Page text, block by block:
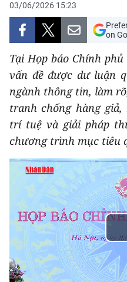
VĂN HÓA
XÃ HỘI
PHÁP LUẬT
DU LỊCH
THẾ GIỚI
THỂ THAO
GIÁO DỤC
Y TẾ
KHOA HỌC - CÔNG NGHỆ
MÔI TRƯỜNG
03/06/2026 15:23
on
Tại Họp báo Chính
vấn đề được dư luận
ngành thông tin, làm
tranh chống hàng
trí tuệ và giải pháp
chương trình mục tiêu